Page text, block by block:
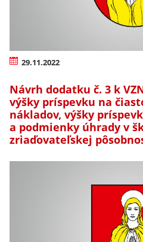
29.11.2022
Návrh dodatku č. 3 k
výšky príspevku na
nákladov, výšky
a podmienky úhrady v
zriaďovateľskej